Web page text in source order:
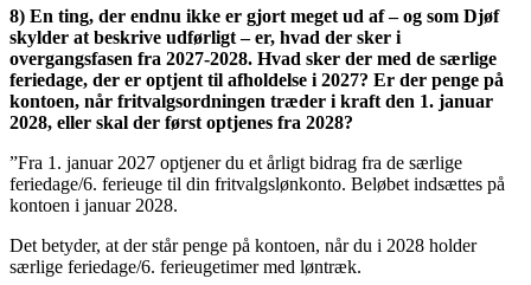
8) En ting, der endnu ikke er gjort meget ud af – og som Djøf
skylder at beskrive udførligt – er, hvad der sker i
overgangsfasen fra 2027-2028. Hvad sker der med de særlige
feriedage, der er optjent til afholdelse i 2027? Er der penge på
kontoen, når fritvalgsordningen træder i kraft den 1. januar
2028, eller skal der først optjenes fra 2028?
”Fra 1. januar 2027 optjener du et årligt bidrag fra de særlige
feriedage/6. ferieuge til din fritvalgslønkonto. Beløbet indsættes på
kontoen i januar 2028.
Det betyder, at der står penge på kontoen, når du i 2028 holder
særlige feriedage/6. ferieugetimer med løntræk.